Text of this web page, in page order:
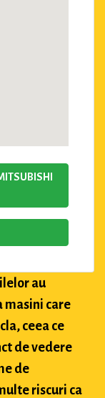
au
masini care
ceea ce
de vedere
de
riscuri ca